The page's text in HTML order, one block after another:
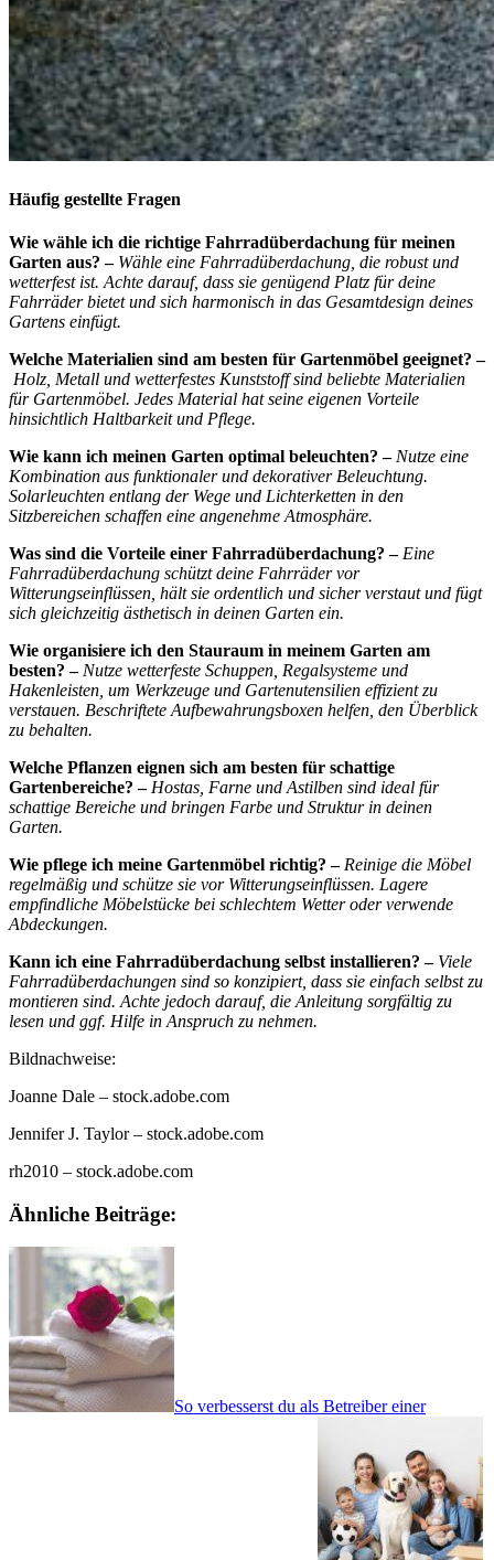
Häufig gestellte Fragen
Wie wähle ich die richtige Fahrradüberdachung für meinen
Garten aus? – Wähle eine Fahrradüberdachung, die robust und
wetterfest ist. Achte darauf, dass sie genügend Platz für deine
Fahrräder bietet und sich harmonisch in das Gesamtdesign deines
Gartens einfügt.
Welche Materialien sind am besten für Gartenmöbel geeignet? –
Holz, Metall und wetterfestes Kunststoff sind beliebte Materialien
für Gartenmöbel. Jedes Material hat seine eigenen Vorteile
hinsichtlich Haltbarkeit und Pflege.
Wie kann ich meinen Garten optimal beleuchten? – Nutze eine
Kombination aus funktionaler und dekorativer Beleuchtung.
Solarleuchten entlang der Wege und Lichterketten in den
Sitzbereichen schaffen eine angenehme Atmosphäre.
Was sind die Vorteile einer Fahrradüberdachung? – Eine
Fahrradüberdachung schützt deine Fahrräder vor
Witterungseinflüssen, hält sie ordentlich und sicher verstaut und fügt
sich gleichzeitig ästhetisch in deinen Garten ein.
Wie organisiere ich den Stauraum in meinem Garten am
besten? – Nutze wetterfeste Schuppen, Regalsysteme und
Hakenleisten, um Werkzeuge und Gartenutensilien effizient zu
verstauen. Beschriftete Aufbewahrungsboxen helfen, den Überblick
zu behalten.
Welche Pflanzen eignen sich am besten für schattige
Gartenbereiche? – Hostas, Farne und Astilben sind ideal für
schattige Bereiche und bringen Farbe und Struktur in deinen
Garten.
Wie pflege ich meine Gartenmöbel richtig? – Reinige die Möbel
regelmäßig und schütze sie vor Witterungseinflüssen. Lagere
empfindliche Möbelstücke bei schlechtem Wetter oder verwende
Abdeckungen.
Kann ich eine Fahrradüberdachung selbst installieren? – Viele
Fahrradüberdachungen sind so konzipiert, dass sie einfach selbst zu
montieren sind. Achte jedoch darauf, die Anleitung sorgfältig zu
lesen und ggf. Hilfe in Anspruch zu nehmen.
Bildnachweise:
Joanne Dale – stock.adobe.com
Jennifer J. Taylor– stock.adobe.com
rh2010 – stock.adobe.com
Ähnliche Beiträge:
So verbesserst du als Betreiber einer